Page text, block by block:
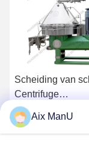
Scheiding van
Centrifuge
stoffenscheiding
Ga Nu
Aix ManU